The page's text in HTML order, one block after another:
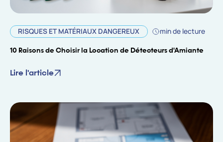
RISQUES ET MATÉRIAUX DANGEREUX min de lecture
10 Raisons de Choisir la Location de Détecteurs d'Amiante
Lire l'article